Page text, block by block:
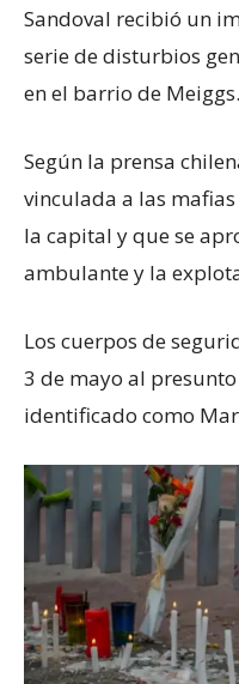
Sandoval recibió un
serie de disturbios
en el barrio de Meiggs.
Según la prensa
vinculada a las
la capital y que se
ambulante y la
Los cuerpos de
3 de mayo al
identificado como